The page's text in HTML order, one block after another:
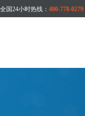
全国24小时热线： 400-778-0279